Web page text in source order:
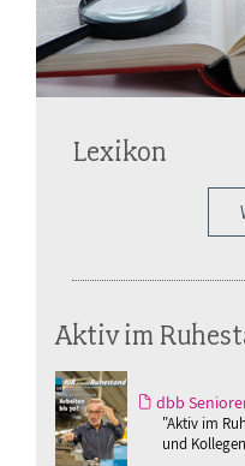
Lexikon
Aktiv im
dbb
"Aktiv im
und